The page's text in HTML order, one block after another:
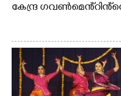
കേന്ദ്ര